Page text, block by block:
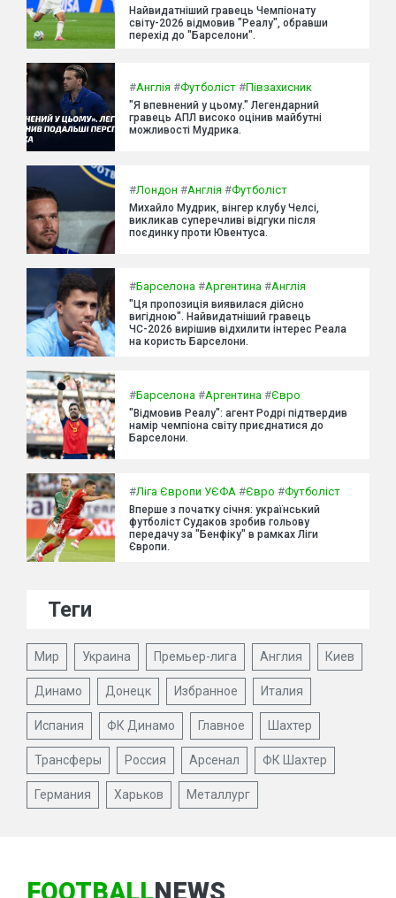
Найвидатніший гравець Чемпіонату
світу-2026 відмовив "Реалу", обравши
перехід до "Барселони".
#Англія #Футболіст #Півзахисник
"Я впевнений у цьому." Легендарний
гравець АПЛ високо оцінив майбутні
можливості Мудрика.
#Лондон #Англія #Футболіст
Михайло Мудрик, вінгер клубу Челсі,
викликав суперечливі відгуки після
поєдинку проти Ювентуса.
#Барселона #Аргентина #Англія
"Ця пропозиція виявилася дійсно
вигідною". Найвидатніший гравець
ЧС-2026 вирішив відхилити інтерес Реала
на користь Барселони.
#Барселона #Аргентина #Євро
"Відмовив Реалу": агент Родрі підтвердив
намір чемпіона світу приєднатися до
Барселони.
#Ліга Європи УЄФА #Євро #Футболіст
Вперше з початку січня: український
футболіст Судаков зробив гольову
передачу за "Бенфіку" в рамках Ліги
Європи.
Теги
Мир Украина Премьер-лига Англия Киев
Динамо Донецк Избранное Италия
Испания ФК Динамо Главное Шахтер
Трансферы Россия Арсенал ФК Шахтер
Германия Харьков Металлург
FOOTBALLNEWS